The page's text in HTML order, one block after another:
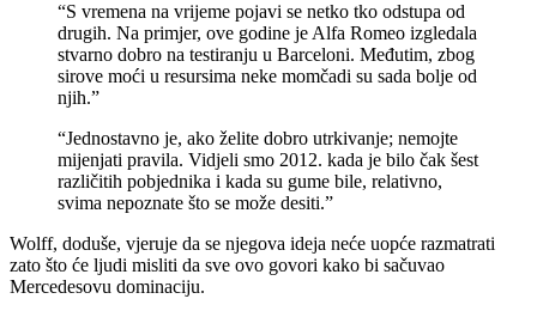
“S vremena na vrijeme pojavi se netko tko odstupa od
drugih. Na primjer, ove godine je Alfa Romeo izgledala
stvarno dobro na testiranju u Barceloni. Međutim, zbog
sirove moći u resursima neke momčadi su sada bolje od
njih.”
“Jednostavno je, ako želite dobro utrkivanje; nemojte
mijenjati pravila. Vidjeli smo 2012. kada je bilo čak šest
različitih pobjednika i kada su gume bile, relativno,
svima nepoznate što se može desiti.”
Wolff, doduše, vjeruje da se njegova ideja neće uopće razmatrati
zato što će ljudi misliti da sve ovo govori kako bi sačuvao
Mercedesovu dominaciju.